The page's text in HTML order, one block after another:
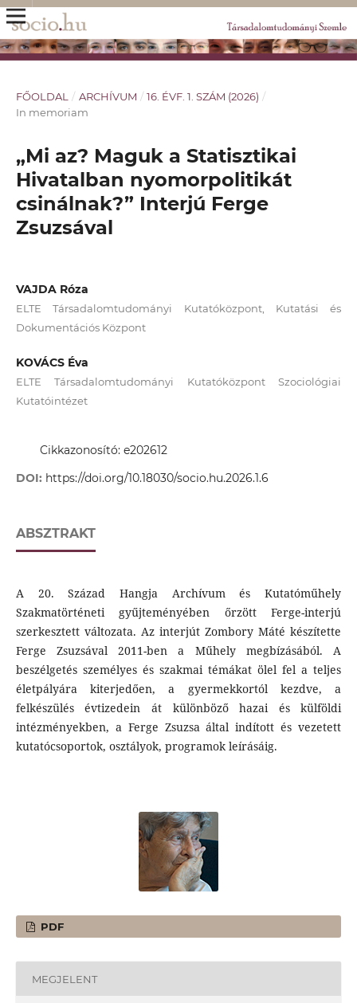
FŐOLDAL / ARCHÍVUM / 16. ÉVF. 1. SZÁM (2026) /
In memoriam
„Mi az? Maguk a Statisztikai
Hivatalban nyomorpolitikát
csinálnak?” Interjú Ferge
Zsuzsával
VAJDA Róza
ELTE Társadalomtudományi Kutatóközpont, Kutatási és
Dokumentációs Központ
KOVÁCS Éva
ELTE Társadalomtudományi Kutatóközpont Szociológiai
Kutatóintézet
Cikkazonosító: e202612
DOI: https://doi.org/10.18030/socio.hu.2026.1.6
ABSZTRAKT
A 20. Század Hangja Archívum és Kutatóműhely
Szakmatörténeti gyűjteményében őrzött Ferge-interjú
szerkesztett változata. Az interjút Zombory Máté készítette
Ferge Zsuzsával 2011-ben a Műhely megbízásából. A
beszélgetés személyes és szakmai témákat ölel fel a teljes
életpályára kiterjedően, a gyermekkortól kezdve, a
felkészülés évtizedein át különböző hazai és külföldi
intézményekben, a Ferge Zsuzsa által indított és vezetett
kutatócsoportok, osztályok, programok leírásáig.
PDF
MEGJELENT